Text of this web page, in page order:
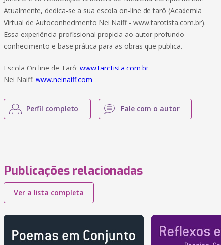
Atualmente, dedica-se a sua escola on-line de tarô (Academia
Virtual de Autoconhecimento Nei Naiff - www.tarotista.com.br).
Essa experiência profissional propicia ao autor profundo
conhecimento e base prática para as obras que publica.
Escola On-line de Tarô: www.tarotista.com.br
Nei Naiff: www.neinaiff.com
Perfil completo Fale com o autor
Publicações relacionadas
Ver a lista completa